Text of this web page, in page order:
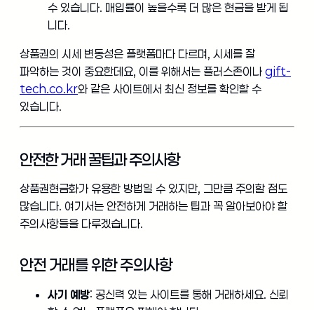
수 있습니다. 매입률이 높을수록 더 많은 현금을 받게 됩
니다.
상품권의 시세 변동성은 플랫폼마다 다르며, 시세를 잘
파악하는 것이 중요한데요, 이를 위해서는 플러스존이나 gift-
tech.co.kr와 같은 사이트에서 최신 정보를 확인할 수
있습니다.
안전한 거래 꿀팁과 주의사항
상품권현금화가 유용한 방법일 수 있지만, 그만큼 주의할 점도
많습니다. 여기서는 안전하게 거래하는 팁과 꼭 알아보아야 할
주의사항들을 다루겠습니다.
안전 거래를 위한 주의사항
사기 예방: 공신력 있는 사이트를 통해 거래하세요. 신뢰